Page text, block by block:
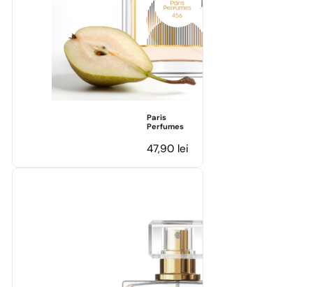
Paris
Perfumes
47,90 lei